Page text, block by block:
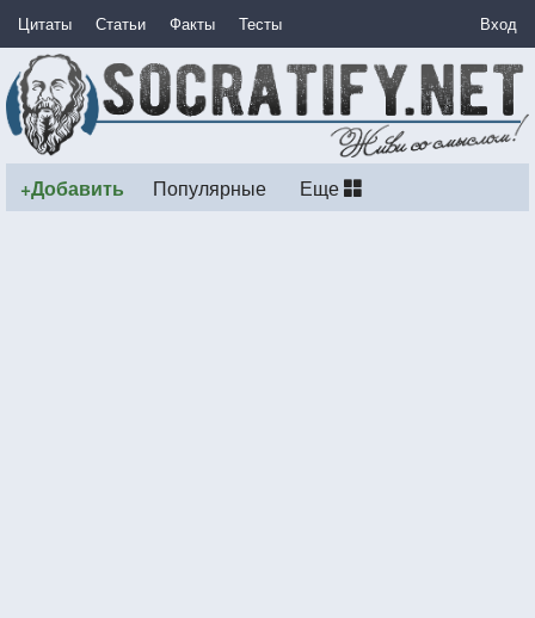
Цитаты Статьи Факты Тесты Вход
+Добавить Популярные Еще